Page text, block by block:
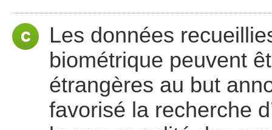
Les données
biométrique peuvent
étrangères au but
favorisé la recherche